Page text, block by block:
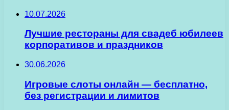
10.07.2026
Лучшие рестораны для свадеб юбилеев
корпоративов и праздников
30.06.2026
Игровые слоты онлайн — бесплатно,
без регистрации и лимитов